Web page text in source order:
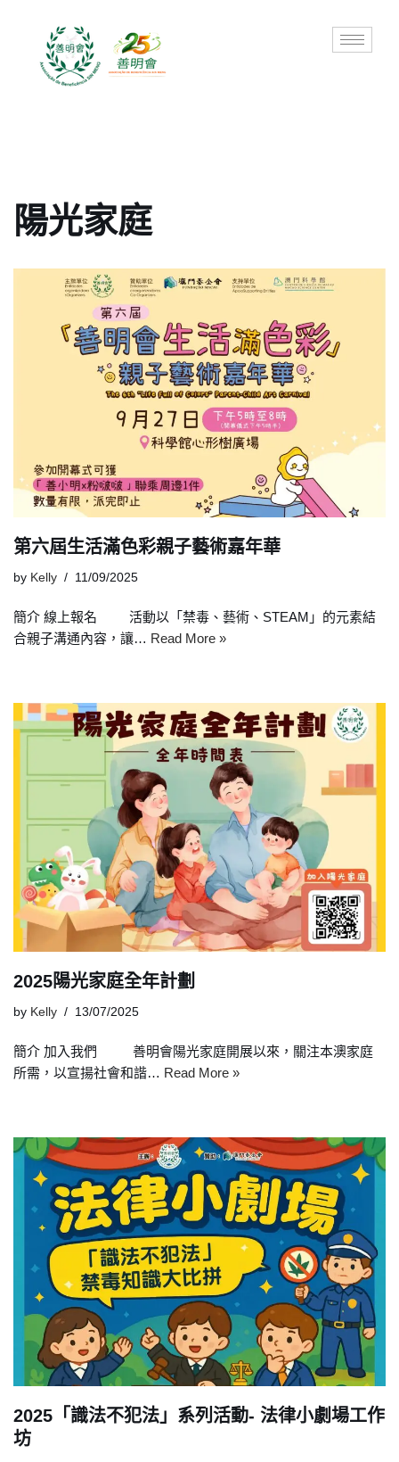
陽光家庭
第六屆生活滿色彩親子藝術嘉年華
by Kelly 11/09/2025
簡介 線上報名 活動以「禁毒、藝術、STEAM」的元素結
合親子溝通內容，讓… Read More »
2025陽光家庭全年計劃
by Kelly 13/07/2025
簡介 加入我們 善明會陽光家庭開展以來，關注本澳家庭
所需，以宣揚社會和諧… Read More »
2025「識法不犯法」系列活動- 法律小劇場工作
坊